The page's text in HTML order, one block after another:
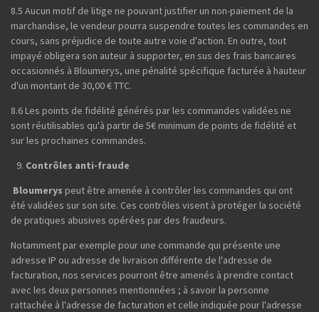
8.5 Aucun motif de litige ne pouvant justifier un non-paiement de la
marchandise, le vendeur pourra suspendre toutes les commandes en
cours, sans préjudice de toute autre voie d'action. En outre, tout
impayé obligera son auteur à supporter, en sus des frais bancaires
occasionnés à Bloumerys, une pénalité spécifique facturée à hauteur
d'un montant de 30,00 € TTC.
8.6 Les points de fidélité générés par les commandes validées ne
sont réutilisables qu'à partir de 5€ minimum de points de fidélité et
sur les prochaines commandes.
Contrôles anti-fraude
Bloumerys peut être amenée à contrôler les commandes qui ont
été validées sur son site. Ces contrôles visent à protéger la société
de pratiques abusives opérées par des fraudeurs.
Notamment par exemple pour une commande qui présente une
adresse IP ou adresse de livraison différente de l'adresse de
facturation, nos services pourront être amenés à prendre contact
avec les deux personnes mentionnées ; à savoir la personne
rattachée à l'adresse de facturation et celle indiquée pour l'adresse